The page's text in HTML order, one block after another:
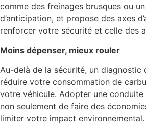
comme des freinages brusques ou
d’anticipation, et propose des axes
renforcer votre sécurité et celle des
Moins dépenser, mieux rouler
Au-delà de la sécurité, un diagnostic
réduire votre consommation de
votre véhicule. Adopter une
non seulement de faire des
limiter votre impact environnemental.